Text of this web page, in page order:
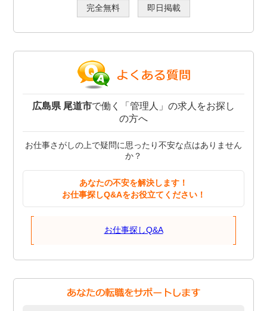
完全無料 即日掲載
広島県 尾道市で働く「管理人」の求人をお探し
の方へ
お仕事さがしの上で疑問に思ったり不安な点はありません
か？
あなたの不安を解決します！
お仕事探しQ&Aをお役立てください！
お仕事探しQ&A